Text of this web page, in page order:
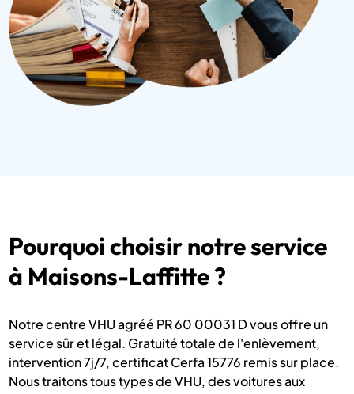
Pourquoi choisir notre service
à Maisons-Laffitte ?
Notre centre VHU agréé PR 60 00031 D vous offre un
service sûr et légal. Gratuité totale de l'enlèvement,
intervention 7j/7, certificat Cerfa 15776 remis sur place.
Nous traitons tous types de VHU, des voitures aux